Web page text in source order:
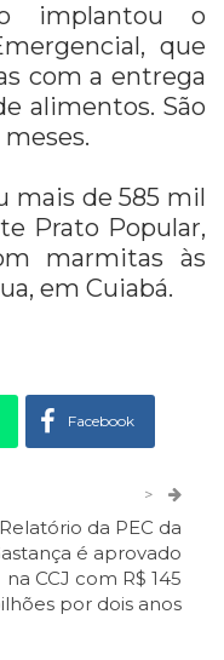
implantou o
que
com a entrega
alimentos. São
mais de 585 mil
Prato Popular,
marmitas às
em Cuiabá.
Facebook
Telegram
O email
>
Relatório da PEC da
é aprovado
na CCJ com R$ 145
por dois anos